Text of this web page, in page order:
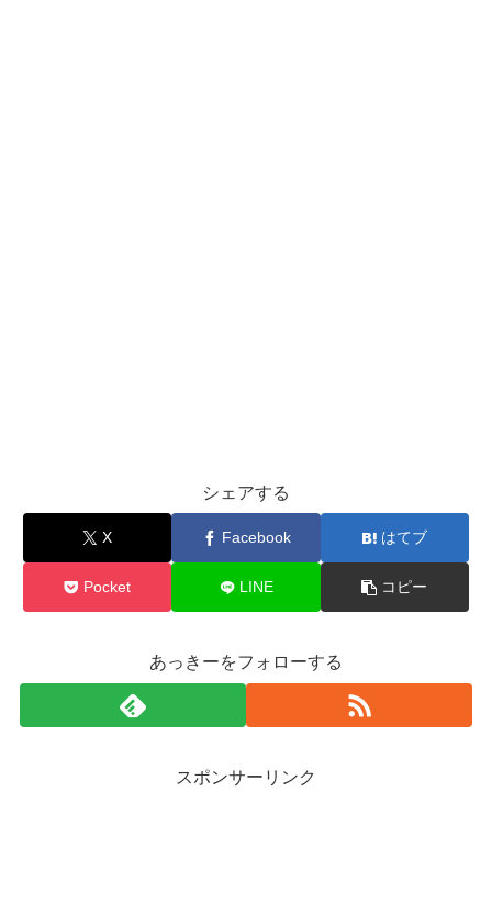
シェアする
X Facebook はてブ
Pocket LINE コピー
あっきーをフォローする
スポンサーリンク